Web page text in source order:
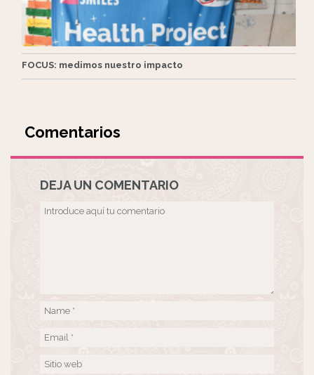
FOCUS: medimos nuestro impacto
Comentarios
DEJA UN COMENTARIO